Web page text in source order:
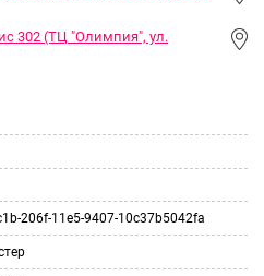
302 (ТЦ "Олимпия", ул.
206f-11e5-9407-10c37b5042fa